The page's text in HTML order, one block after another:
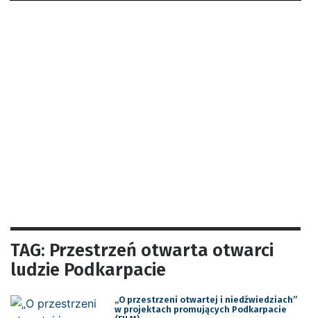
TAG: Przestrzeń otwarta otwarci
ludzie Podkarpacie
„O przestrzeni otwartej i niedźwiedziach”
w projektach promujących Podkarpacie